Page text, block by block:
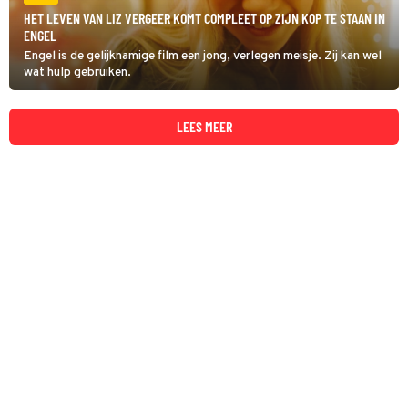
HET LEVEN VAN LIZ VERGEER KOMT COMPLEET OP ZIJN KOP TE STAAN IN
ENGEL
Engel is de gelijknamige film een jong, verlegen meisje. Zij kan wel
wat hulp gebruiken.
LEES MEER